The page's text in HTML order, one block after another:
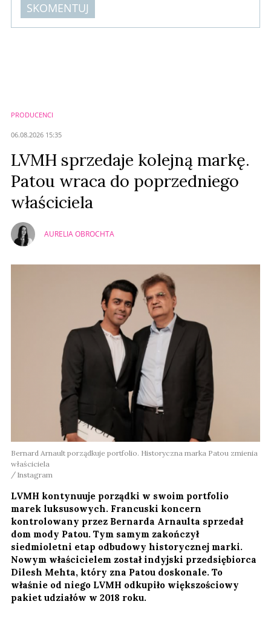
SKOMENTUJ
PRODUCENCI
06.08.2026 15:35
LVMH sprzedaje kolejną markę.
Patou wraca do poprzedniego
właściciela
AURELIA OBROCHTA
Bernard Arnault porządkuje portfolio. Historyczna marka Patou zmienia
właściciela
Instagram
LVMH kontynuuje porządki w swoim portfolio
marek luksusowych. Francuski koncern
kontrolowany przez Bernarda Arnaulta sprzedał
dom mody Patou. Tym samym zakończył
siedmioletni etap odbudowy historycznej marki.
Nowym właścicielem został indyjski przedsiębiorca
Dilesh Mehta, który zna Patou doskonale. To
właśnie od niego LVMH odkupiło większościowy
pakiet udziałów w 2018 roku.